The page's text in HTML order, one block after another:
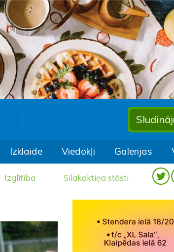
Izklaide Viedokļi Galerijas
Izglītība Silakaktiņa stāsti